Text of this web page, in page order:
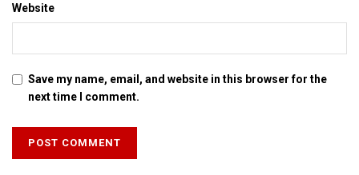
Website
Save my name, email, and website in this browser for the
next time I comment.